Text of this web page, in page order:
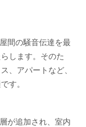
間の騒音伝達を最
します。そのた
、アパートなど、
す。
が追加され、室内